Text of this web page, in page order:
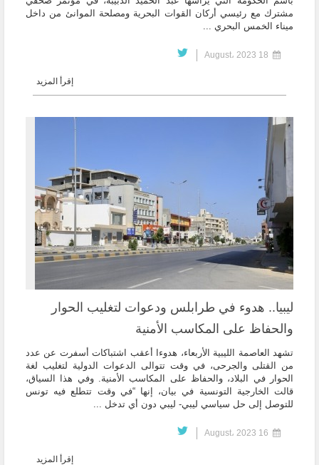
مشترك مع رئيسي أركان القوات البحرية ومصلحة الموانئ من داخل
ميناء الخمس البحري ...
إقرأ المزيد
ليبيا.. هدوء في طرابلس ودعوات لتغليب الحوار
والحفاظ على المكاسب الأمنية
تشهد العاصمة الليبية الأربعاء، هدوءا أعقب اشتباكات أسفرت عن عدد
من القتلى والجرحى، في وقت تتوالى الدعوات الدولية لتغليب لغة
الحوار في البلاد، والحفاظ على المكاسب الأمنية. وفي هذا السياق،
قالت الخارجية التونسية في بيان، إنها “في وقت تتطلع فيه تونس
للتوصل إلى حل سياسي ليبي- ليبي دون أي تدخل ...
إقرأ المزيد